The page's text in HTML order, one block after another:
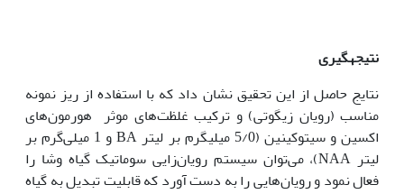
نتیجه­گیری
نتایج حاصل از این تحقیق نشان داد که با استفاده از ریز نمونه
مناسب (رویان زیگوتی) و ترکیب غلظت‌های موثر هورمون‌های
اکسین و سیتوکینین (5/0 میلی‏گرم بر لیتر BA و 1 میلی‌گرم بر
لیتر NAA)، می‌توان سیستم رویان‌زایی سوماتیک گیاه وشا را
فعال نمود و رویان‌هایی را به دست آورد که قابلیت تبدیل به گیاه